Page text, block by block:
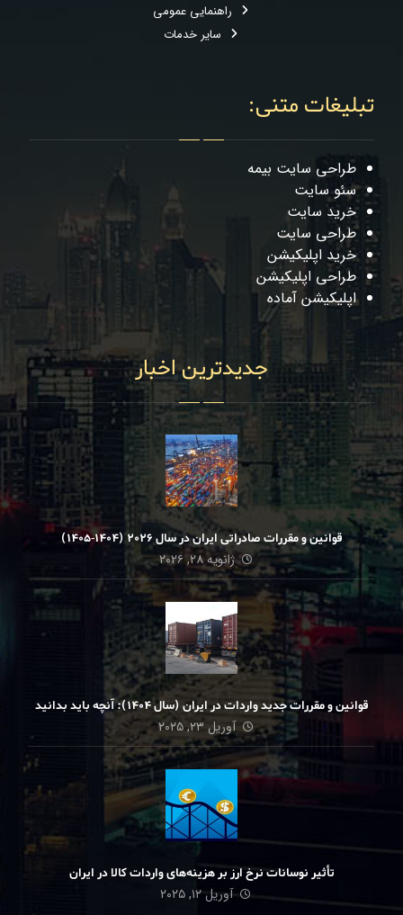
راهنمایی عمومی
سایر خدمات
تبلیغات متنی:
طراحی سایت بیمه
سئو سایت
خرید سایت
طراحی سایت
خرید اپلیکیشن
طراحی اپلیکیشن
اپلیکیشن آماده
جدیدترین اخبار
قوانین و مقررات صادراتی ایران در سال ۲۰۲۶ (۱۴۰۴-۱۴۰۵)
ژانویه ۲۸, ۲۰۲۶
قوانین و مقررات جدید واردات در ایران (سال ۱۴۰۴): آنچه باید بدانید
آوریل ۲۳, ۲۰۲۵
تأثیر نوسانات نرخ ارز بر هزینه‌های واردات کالا در ایران
آوریل ۱۲, ۲۰۲۵